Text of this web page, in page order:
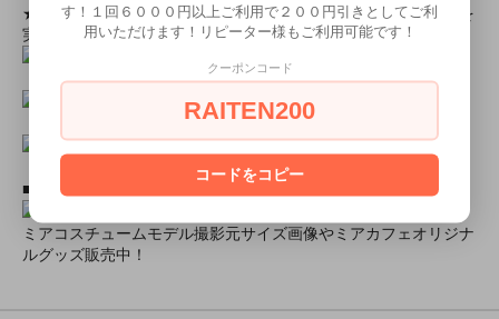
★ミアカフェ・ミアリラではミアコス衣装を着用したイベントを
実施中★
■ミアコスモデル＆カフェオリジナルグッズショップ■
ミアコスチュームモデル撮影元サイズ画像やミアカフェオリジナ
ルグッズ販売中！
す！１回６０００円以上ご利用で２００円引きとしてご利
用いただけます！リピーター様もご利用可能です！
クーポンコード
RAITEN200
コードをコピー